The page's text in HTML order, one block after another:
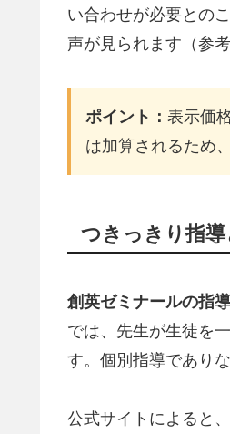
い合わせが必要との
声が見られます（参
ポイント： 表示価
は加算されるため
つきっきり指
創英ゼミナールの指
では、先生が生徒を
す。個別指導であり
公式サイトによると